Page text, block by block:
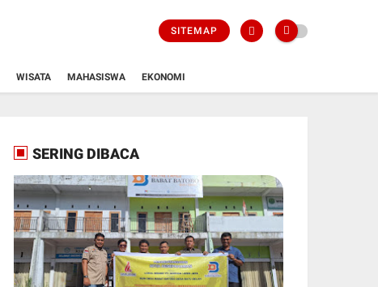
SITEMAP
WISATA MAHASISWA EKONOMI
SERING DIBACA